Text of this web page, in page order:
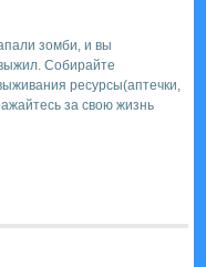
зомби, и вы
Собирайте
ресурсы(аптечки,
за свою жизнь